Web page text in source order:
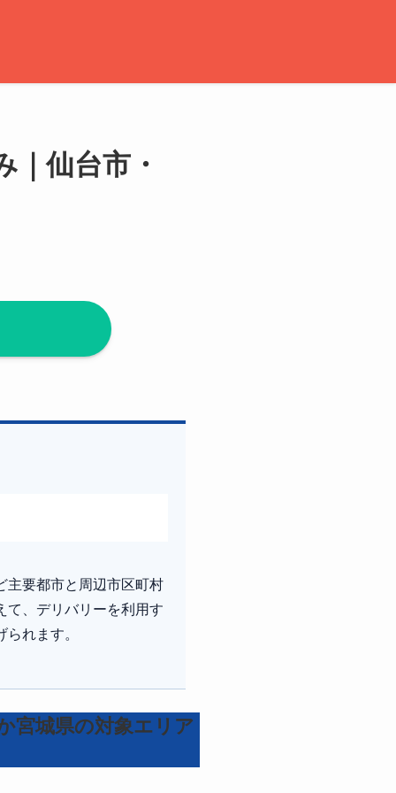
仙台市・
主要都市と周辺市区町村
て、デリバリーを利用す
れます。
宮城県の対象エリア